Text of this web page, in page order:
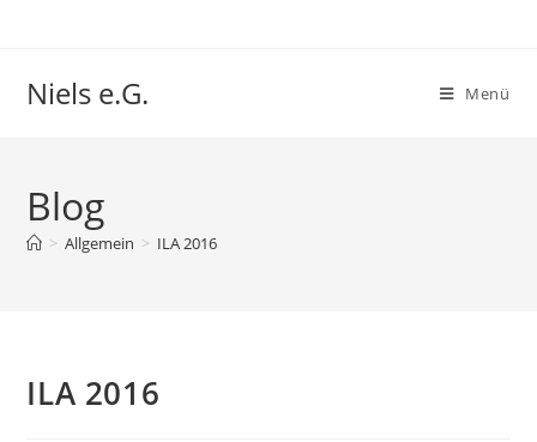
Niels e.G. Menü
Blog
> Allgemein > ILA 2016
ILA 2016